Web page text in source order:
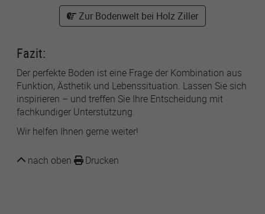
Zur Bodenwelt bei Holz Ziller
Fazit:
Der perfekte Boden ist eine Frage der Kombination aus
Funktion, Ästhetik und Lebenssituation. Lassen Sie sich
inspirieren – und treffen Sie Ihre Entscheidung mit
fachkundiger Unterstützung.
Wir helfen Ihnen gerne weiter!
nach oben Drucken